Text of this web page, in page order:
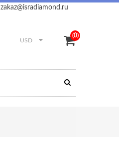
zakaz@isradiamond.ru
USD
(0)